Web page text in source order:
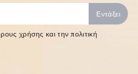
χρήσης και την πολιτική